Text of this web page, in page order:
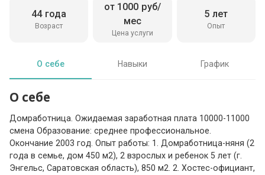
Возраст
44 года
Цена услуги
от 1000 руб/
мес
Опыт
5 лет
О себе Навыки График
О себе
Домработница. Ожидаемая заработная плата 10000-11000
смена Образование: среднее профессиональное.
Окончание 2003 год. Опыт работы: 1. Домработница-няня (2
года в семье, дом 450 м2), 2 взрослых и ребенок 5 лет (г.
Энгельс, Саратовская область), 850 м2. 2. Хостес-официант,